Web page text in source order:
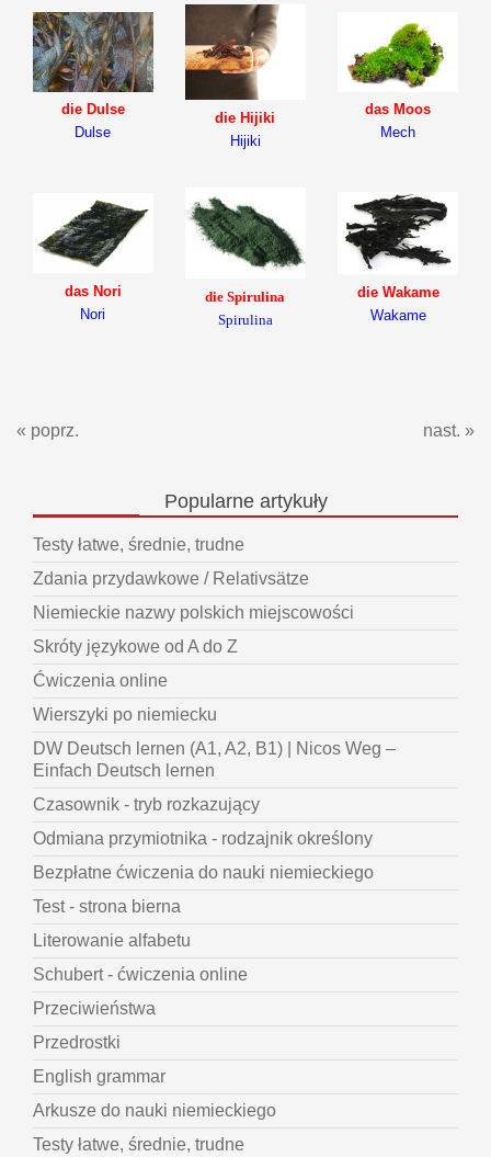
die Dulse
Dulse
die Hijiki
Hijiki
das Moos
Mech
das Nori
Nori
die Spirulina
Spirulina
die Wakame
Wakame
« poprz. nast. »
Popularneartykuły
Testy łatwe, średnie, trudne
Zdania przydawkowe / Relativsätze
Niemieckie nazwy polskich miejscowości
Skróty językowe od A do Z
Ćwiczenia online
Wierszyki po niemiecku
DW Deutsch lernen (A1, A2, B1) | Nicos Weg –
Einfach Deutsch lernen
Czasownik - tryb rozkazujący
Odmiana przymiotnika - rodzajnik określony
Bezpłatne ćwiczenia do nauki niemieckiego
Test - strona bierna
Literowanie alfabetu
Schubert - ćwiczenia online
Przeciwieństwa
Przedrostki
English grammar
Arkusze do nauki niemieckiego
Testy łatwe, średnie, trudne